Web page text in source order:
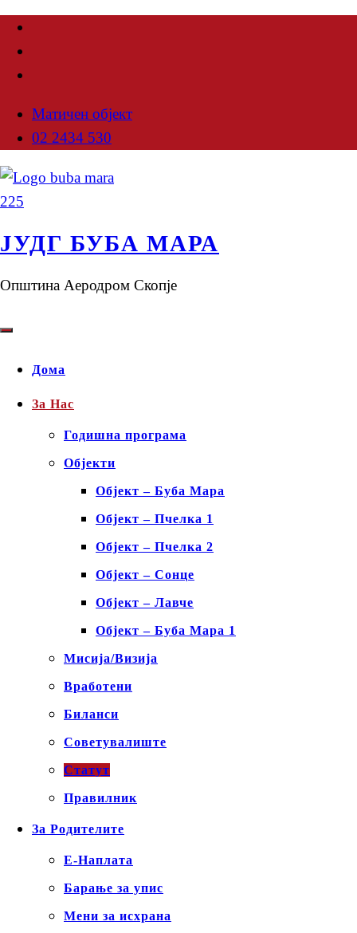
Матичен објект
02 2434 530
ЈУДГ БУБА МАРА
Општина Аеродром Скопје
Дома
За Нас
Годишна програма
Објекти
Објект – Буба Мара
Објект – Пчелка 1
Објект – Пчелка 2
Објект – Сонце
Објект – Лавче
Објект – Буба Мара 1
Мисија/Визија
Вработени
Биланси
Советувалиште
Статут
Правилник
За Родителите
Е-Наплата
Барање за упис
Мени за исхрана